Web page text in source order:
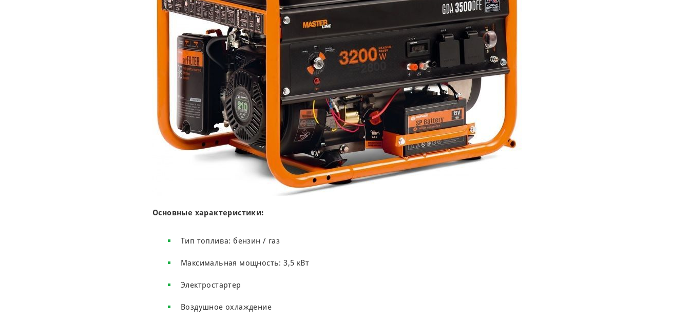
Основные характеристики:
Тип топлива: бензин / газ
Максимальная мощность: 3,5 кВт
Электростартер
Воздушное охлаждение